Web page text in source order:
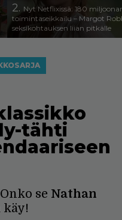
2. Nyt Netflixissä: 180
toimintaseikkailu – Margot
seksikohtauksen liian pitkälle
tähti
se Nathan
käy!